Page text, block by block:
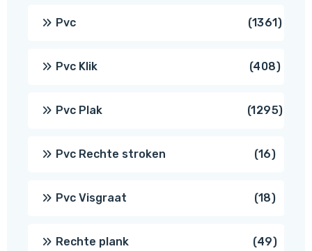
Pvc 13611361
Pvc Klik 408408
Pvc Plak 12951295
Pvc Rechte stroken 1616
Pvc Visgraat 1818
Rechte plank 4949